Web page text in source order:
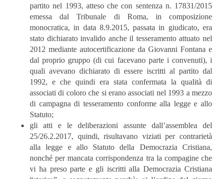
partito nel 1993, atteso che con sentenza n. 17831/2015
emessa dal Tribunale di Roma, in composizione
monocratica, in data 8.9.2015, passata in giudicato, era
stato dichiarato invalido anche il tesseramento attuato nel
2012 mediante autocertificazione da Giovanni Fontana e
dal proprio gruppo (di cui facevano parte i convenuti), i
quali avevano dichiarato di essere iscritti al partito dal
1992, e che quindi era stata confermata la qualità di
associati di coloro che si erano associati nel 1993 a mezzo
di campagna di tesseramento conforme alla legge e allo
Statuto;
gli atti e le deliberazioni assunte dall’assemblea del
25/26.2.2017, quindi, risultavano viziati per contrarietà
alla legge e allo Statuto della Democrazia Cristiana,
nonché per mancata corrispondenza tra la compagine che
vi ha preso parte e gli iscritti alla Democrazia Cristiana